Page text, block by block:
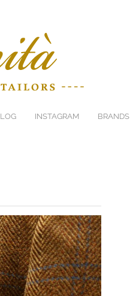
INSTAGRAM BRANDS